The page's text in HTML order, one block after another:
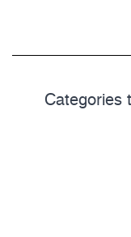
Categories